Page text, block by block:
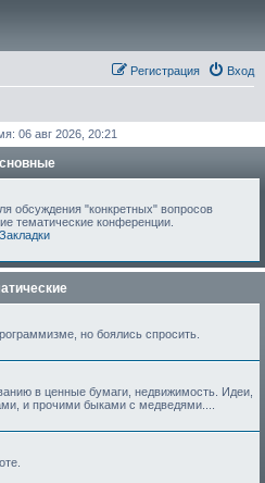
Вход
Регистрация
06 авг 2026, 20:21
обсуждения "конкретных" вопросов
тематические конференции.
Закладки
но боялись спросить.
в ценные бумаги, недвижимость. Идеи,
и прочими быками с медведями....